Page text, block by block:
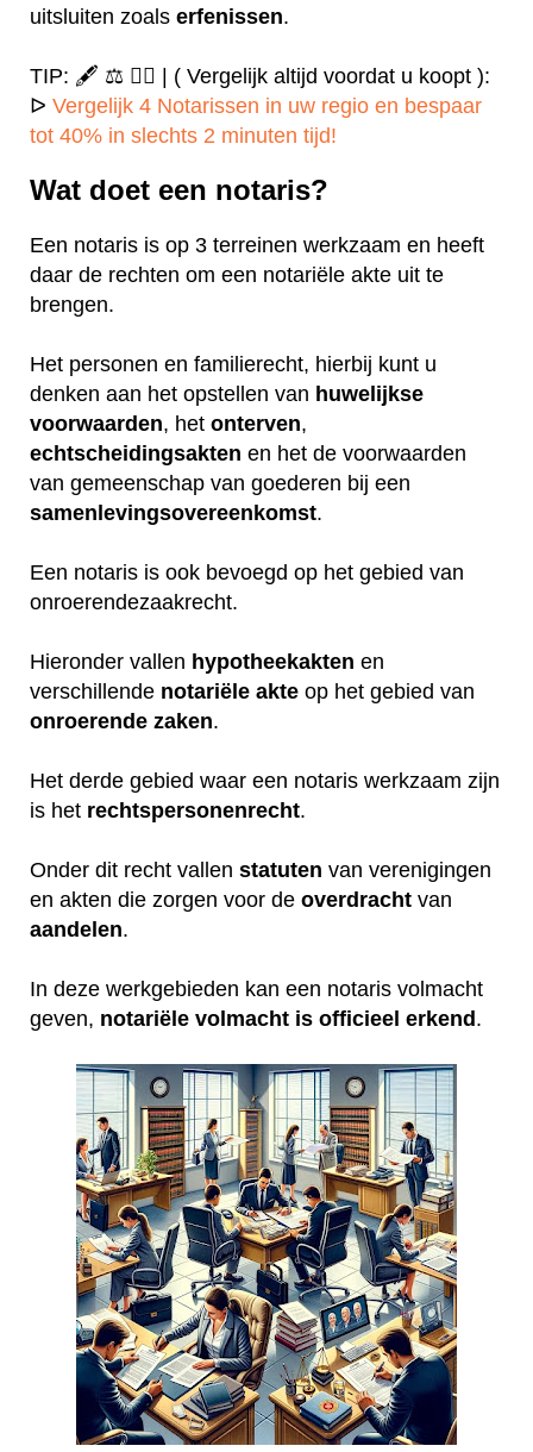
uitsluiten zoals erfenissen.
TIP: 🖋️ ⚖️ ✍🏻 | ( Vergelijk altijd voordat u koopt ):
ᐅ Vergelijk 4 Notarissen in uw regio en bespaar
tot 40% in slechts 2 minuten tijd!
Wat doet een notaris?
Een notaris is op 3 terreinen werkzaam en heeft
daar de rechten om een notariële akte uit te
brengen.
Het personen en familierecht, hierbij kunt u
denken aan het opstellen van huwelijkse
voorwaarden, het onterven,
echtscheidingsakten en het de voorwaarden
van gemeenschap van goederen bij een
samenlevingsovereenkomst.
Een notaris is ook bevoegd op het gebied van
onroerendezaakrecht.
Hieronder vallen hypotheekakten en
verschillende notariële akte op het gebied van
onroerende zaken.
Het derde gebied waar een notaris werkzaam zijn
is het rechtspersonenrecht.
Onder dit recht vallen statuten van verenigingen
en akten die zorgen voor de overdracht van
aandelen.
In deze werkgebieden kan een notaris volmacht
geven, notariële volmacht is officieel erkend .